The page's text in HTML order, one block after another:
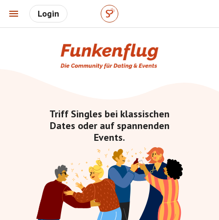
Login
Triff Singles bei klassischen
Dates oder auf spannenden
Events.